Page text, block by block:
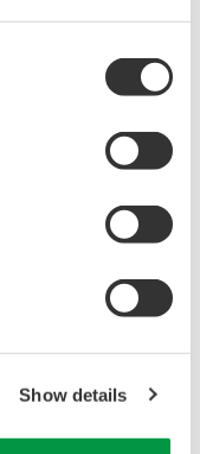
Show details